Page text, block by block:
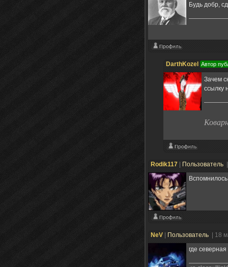
Будь добр,
DarthKozel Автор
Зачем
ссылку
Rodik117 Пользователь
NeV Пользователь
| 18
где